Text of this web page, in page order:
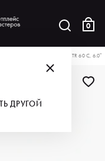
0
ДРУГОЙ
JOEWELL НОЖНИЦЫ TR 60 C, 6.0″